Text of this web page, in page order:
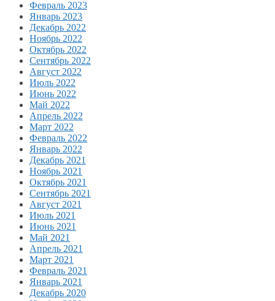
Февраль 2023
Январь 2023
Декабрь 2022
Ноябрь 2022
Октябрь 2022
Сентябрь 2022
Август 2022
Июль 2022
Июнь 2022
Май 2022
Апрель 2022
Март 2022
Февраль 2022
Январь 2022
Декабрь 2021
Ноябрь 2021
Октябрь 2021
Сентябрь 2021
Август 2021
Июль 2021
Июнь 2021
Май 2021
Апрель 2021
Март 2021
Февраль 2021
Январь 2021
Декабрь 2020